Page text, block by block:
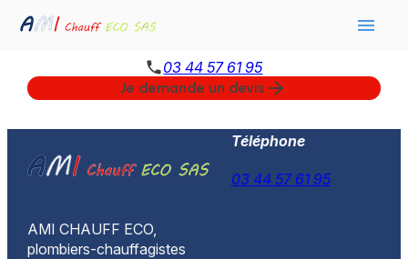
menu
phone03 44 57 61 95
Je demande un devis arrow_forward
AMI CHAUFF ECO,
plombiers-chauffagistes
Téléphone
03 44 57 61 95